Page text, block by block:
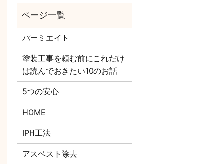
パーミエイト
塗装工事を頼む前にこれだけ
は読んでおきたい10のお話
5つの安心
HOME
IPH工法
アスベスト除去